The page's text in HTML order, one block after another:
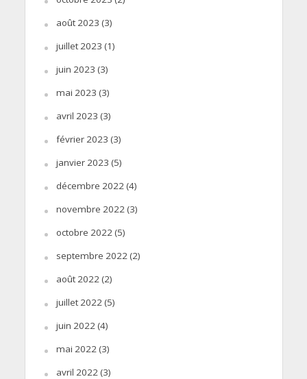
août 2023 (3)
juillet 2023 (1)
juin 2023 (3)
mai 2023 (3)
avril 2023 (3)
février 2023 (3)
janvier 2023 (5)
décembre 2022(4)
novembre 2022(3)
octobre 2022(5)
septembre 2022(2)
août 2022(2)
juillet 2022(5)
juin 2022(4)
mai 2022(3)
avril 2022(3)